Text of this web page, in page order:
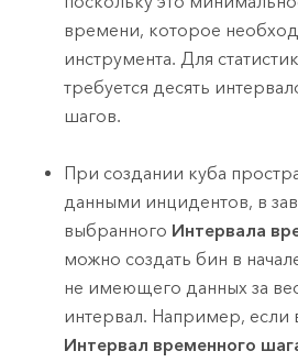
времени, которое
инструмента. Для
требуется десять
шагов.
При создании куба
данными инцидентов, в
выбранного Интервала
можно создать бин в
не имеющего данных за
интервал. Например, если
Интервал временного